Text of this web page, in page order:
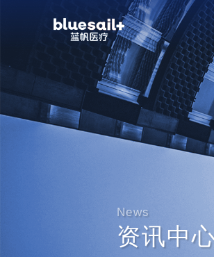
News
资讯中